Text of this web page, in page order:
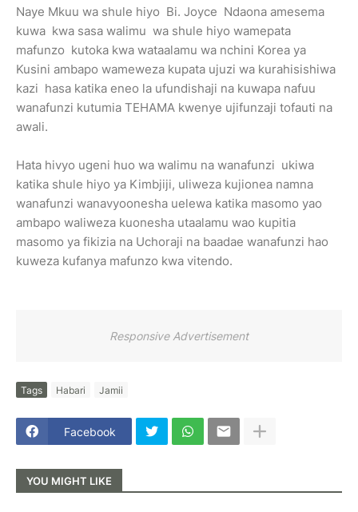
Naye Mkuu wa shule hiyo Bi. Joyce Ndaona amesema
kuwa kwa sasa walimu wa shule hiyo wamepata
mafunzo kutoka kwa wataalamu wa nchini Korea ya
Kusini ambapo wameweza kupata ujuzi wa kurahisishiwa
kazi hasa katika eneo la ufundishaji na kuwapa nafuu
wanafunzi kutumia TEHAMA kwenye ujifunzaji tofauti na
awali.
Hata hivyo ugeni huo wa walimu na wanafunzi ukiwa
katika shule hiyo ya Kimbjiji, uliweza kujionea namna
wanafunzi wanavyoonesha uelewa katika masomo yao
ambapo waliweza kuonesha utaalamu wao kupitia
masomo ya fikizia na Uchoraji na baadae wanafunzi hao
kuweza kufanya mafunzo kwa vitendo.
Responsive Advertisement
Tags Habari Jamii
Facebook
YOU MIGHT LIKE